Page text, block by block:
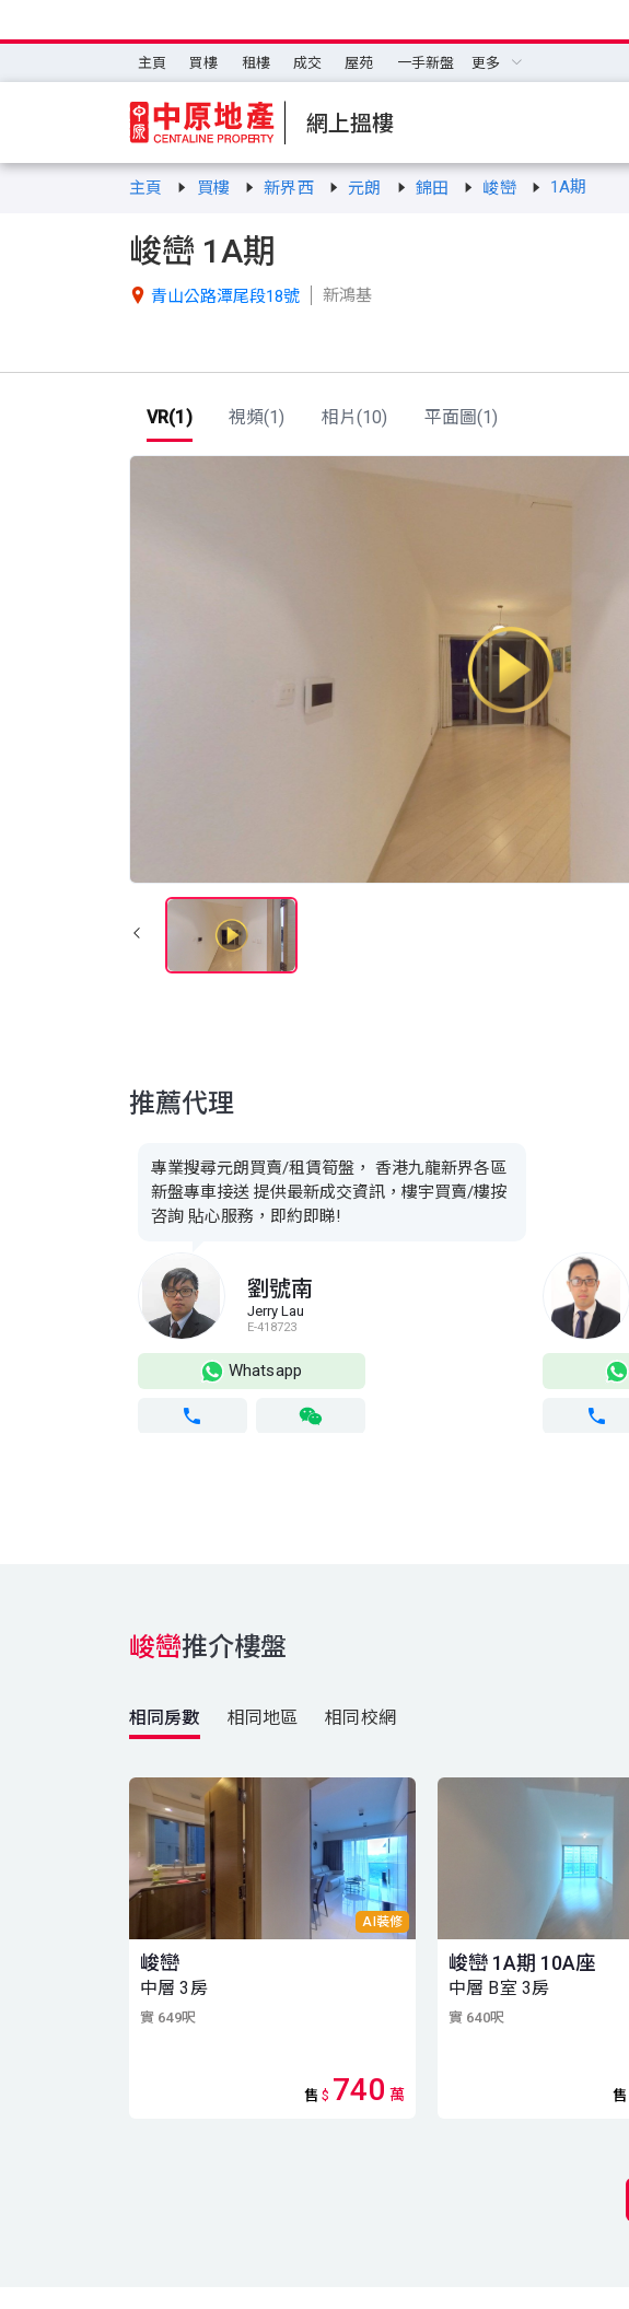
主頁 買樓 租樓 成交 屋苑 一手新盤 更多
網上搵樓
主頁 買樓 新界西 元朗 錦田 峻巒 1A期
峻巒 1A期
 青山公路潭尾段18號 新鴻基
VR(1) 視頻(1) 相片(10) 平面圖(1)
推薦代理
專業搜尋元朗買賣/租賃筍盤， 香港九龍新界各區
新盤專車接送 提供最新成交資訊，樓宇買賣/樓按
咨詢 貼心服務，即約即睇!
劉號南
Jerry Lau
E-418723
Whatsapp
峻巒推介樓盤
相同房數 相同地區 相同校網
AI裝修
峻巒
中層 3房
實 649呎
售 $ 740 萬
峻巒 1A期 10A座
中層 B室 3房
實 640呎
售